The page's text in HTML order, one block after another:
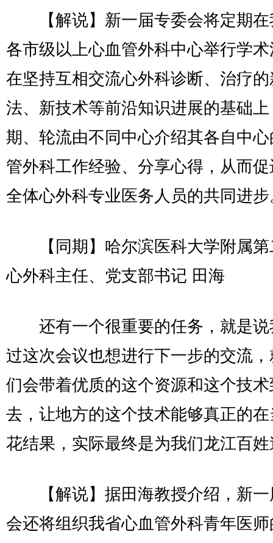
【解说】新一届专委会将定期在
各市级以上心血管外科中心举行学
在坚持互相交流心外科诊断、治疗
法、新技术等前沿知识进展的基础
期、轮流由不同中心介绍其各自中
管外科工作经验、分享心得，从而
全体心外科专业医务人员的共同进步
【同期】哈尔滨医科大学附属第
心外科主任、党支部书记 田海
还有一个很重要的任务，就是说
过这次会议也想进行下一步的交流
们会带着优质的这个资源和这个技
去，让地方的这个技术能够真正的
花结果，实际最终是为我们龙江百
【解说】据田海教授介绍，新一
会还将组织我省心血管外科青年医